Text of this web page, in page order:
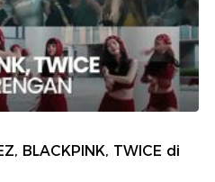
BLACKPINK, TWICE di